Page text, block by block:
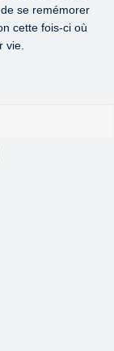
se remémorer
cette fois-ci où
vie.